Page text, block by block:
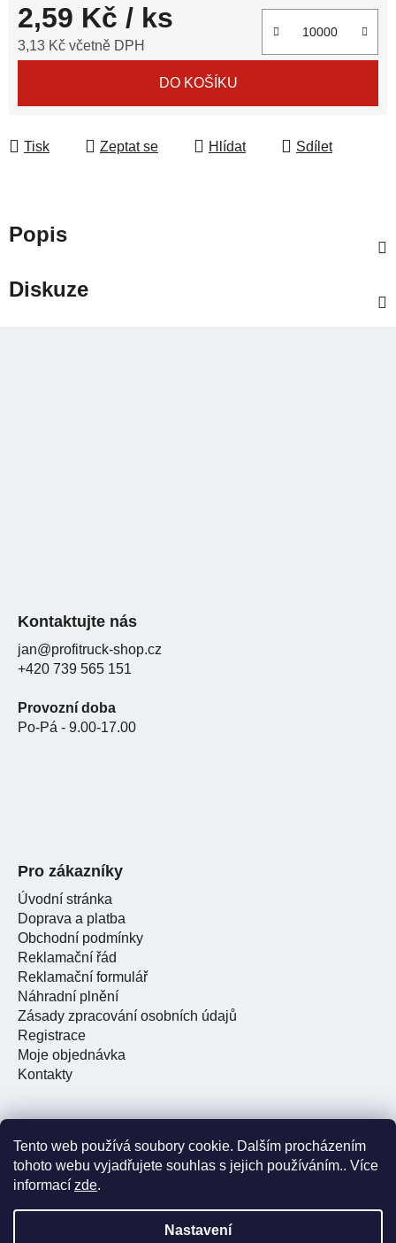
Tento web používá soubory cookie. Dalším procházením
tohoto webu vyjadřujete souhlas s jejich používáním.. Více
informací zde.
Nastavení
2,59 Kč / ks
3,13 Kč včetně DPH
DO KOŠÍKU
Tisk Zeptat se Hlídat Sdílet
Popis
Diskuze
Kontaktujte nás
jan@profitruck-shop.cz
+420 739 565 151
Provozní doba
Po-Pá - 9.00-17.00
Pro zákazníky
Úvodní stránka
Doprava a platba
Obchodní podmínky
Reklamační řád
Reklamační formulář
Náhradní plnění
Zásady zpracování osobních údajů
Registrace
Moje objednávka
Kontakty
Facebook